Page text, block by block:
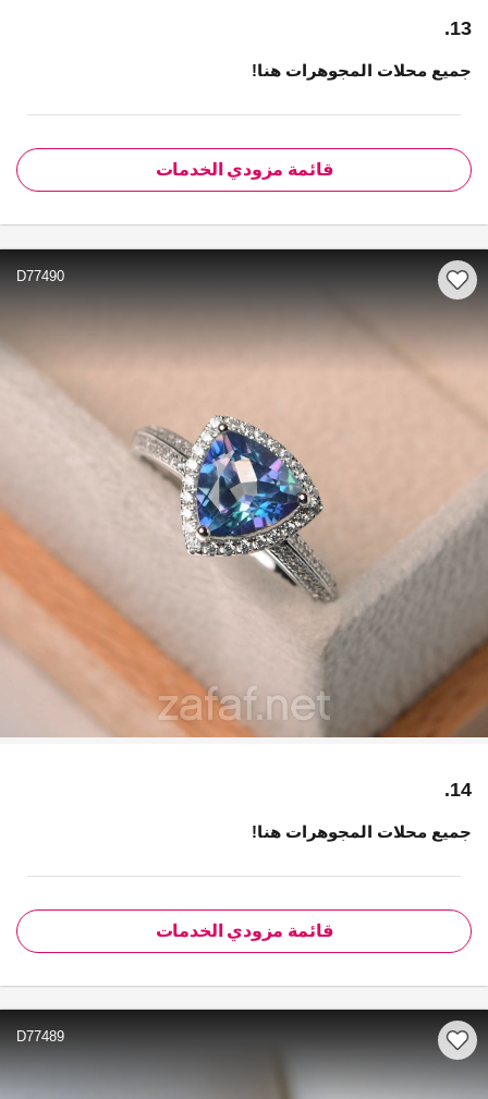
13.
جميع محلات المجوهرات هنا!
قائمة مزودي الخدمات
D77490
14.
جميع محلات المجوهرات هنا!
قائمة مزودي الخدمات
D77489